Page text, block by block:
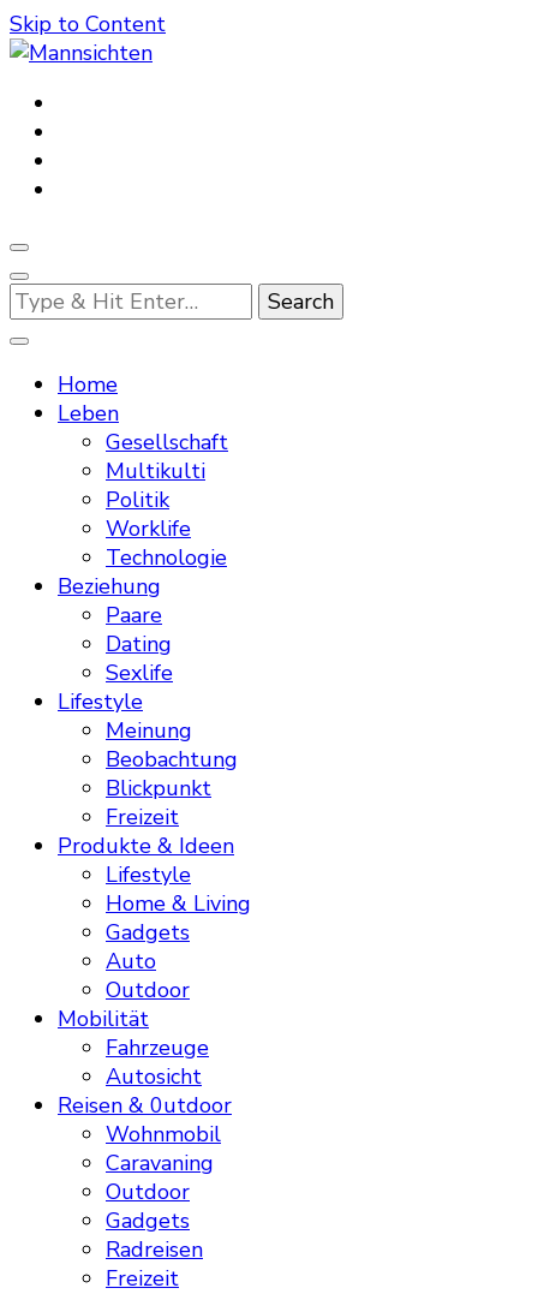
Skip to Content
Mannsichten
Was Männer wollen. Was Männer denken.
Looking
for
Something?
Home
Leben
Gesellschaft
Multikulti
Politik
Worklife
Technologie
Beziehung
Paare
Dating
Sexlife
Lifestyle
Meinung
Beobachtung
Blickpunkt
Freizeit
Produkte & Ideen
Lifestyle
Home & Living
Gadgets
Auto
Outdoor
Mobilität
Fahrzeuge
Autosicht
Reisen & 0utdoor
Wohnmobil
Caravaning
Outdoor
Gadgets
Radreisen
Freizeit